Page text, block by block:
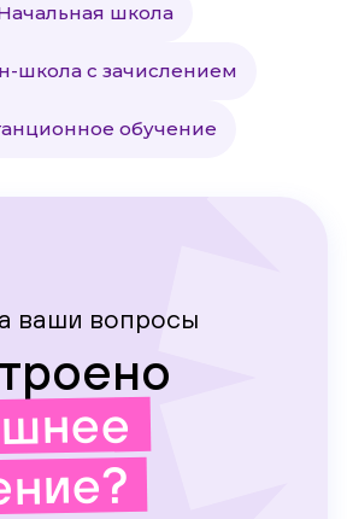
школа
школа с зачислением
обучение
ваши вопросы